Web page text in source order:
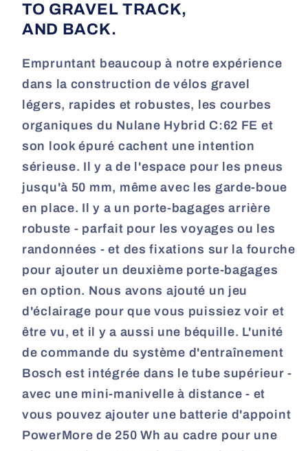
TO GRAVEL TRACK,
AND BACK.
Empruntant beaucoup à notre expérience
dans la construction de vélos gravel
légers, rapides et robustes, les courbes
organiques du Nulane Hybrid C:62 FE et
son look épuré cachent une intention
sérieuse. Il y a de l'espace pour les pneus
jusqu'à 50 mm, même avec les garde-boue
en place. Il y a un porte-bagages arrière
robuste - parfait pour les voyages ou les
randonnées - et des fixations sur la fourche
pour ajouter un deuxième porte-bagages
en option. Nous avons ajouté un jeu
d'éclairage pour que vous puissiez voir et
être vu, et il y a aussi une béquille. L'unité
de commande du système d'entraînement
Bosch est intégrée dans le tube supérieur -
avec une mini-manivelle à distance - et
vous pouvez ajouter une batterie d'appoint
PowerMore de 250 Wh au cadre pour une